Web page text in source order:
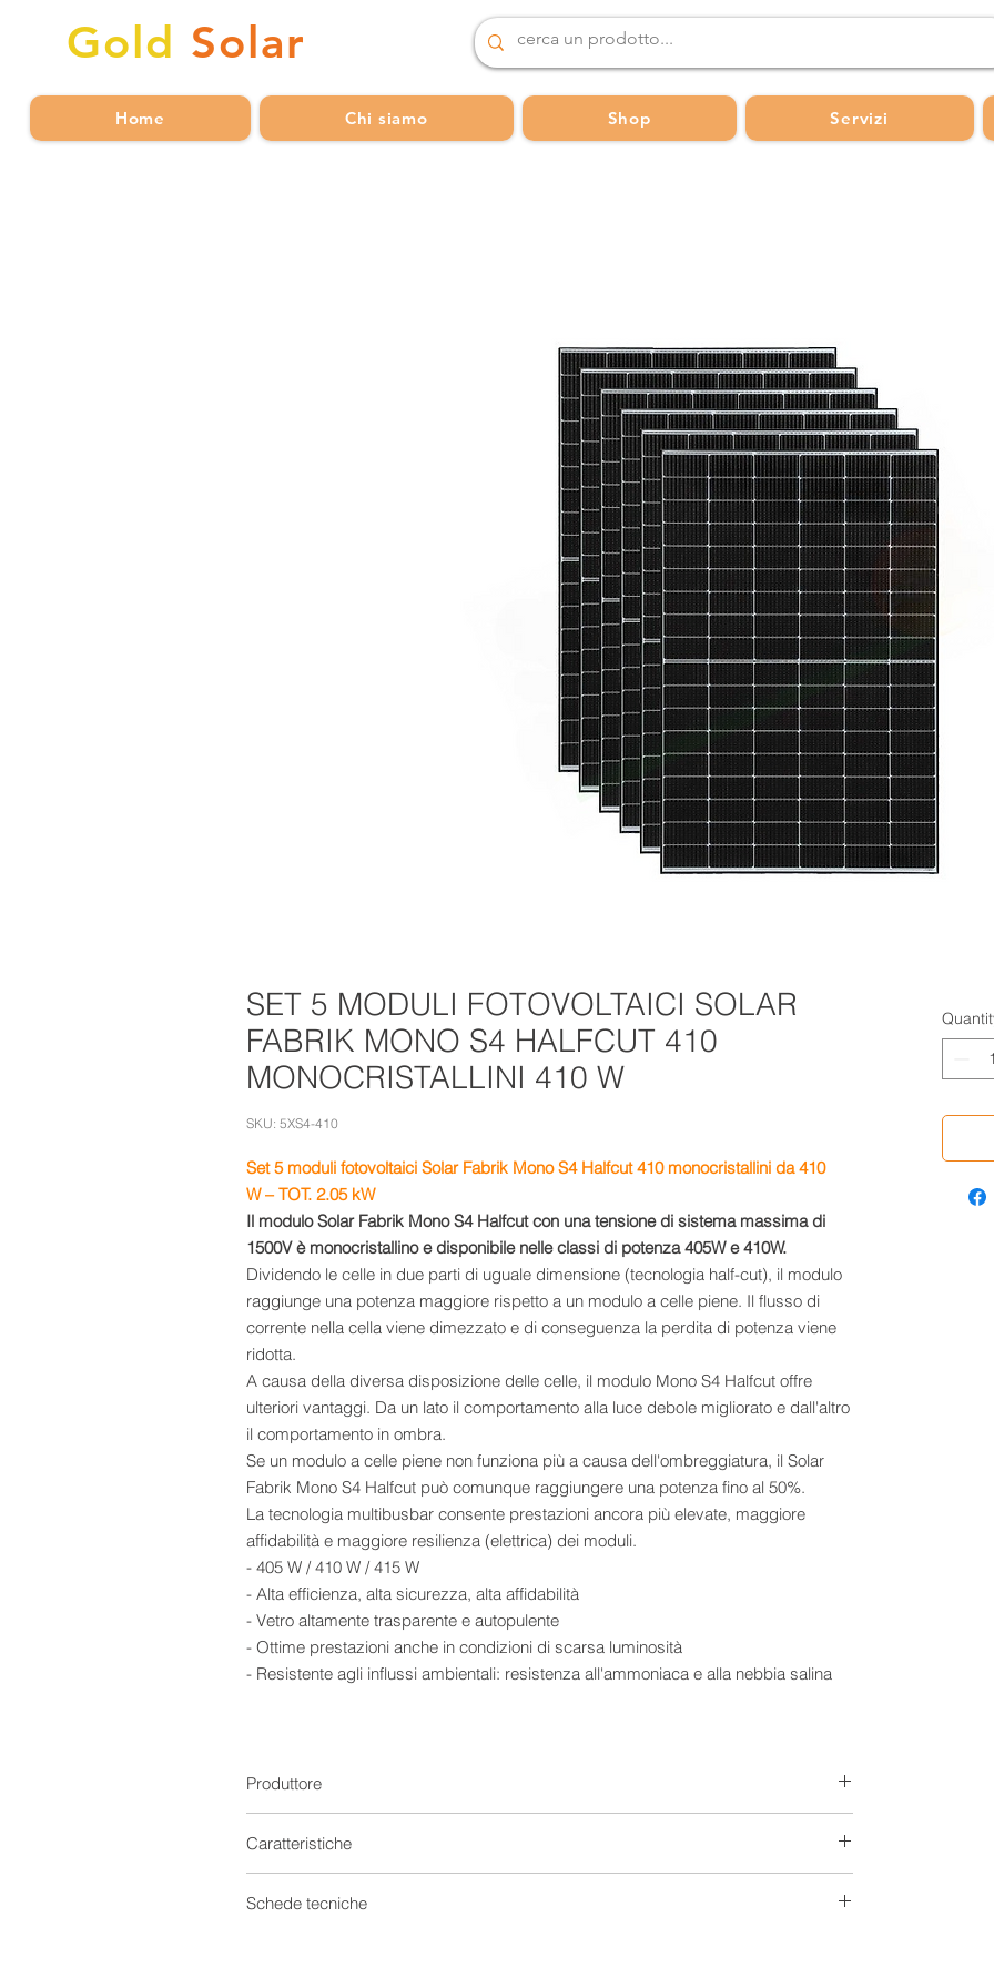
Gold Solar
Home Chi siamo Shop Servizi
SET 5 MODULI FOTOVOLTAICI SOLAR
FABRIK MONO S4 HALFCUT 410
MONOCRISTALLINI 410 W
SKU: 5XS4-410
Set 5 moduli fotovoltaici Solar Fabrik Mono S4 Halfcut 410 monocristallini da 410
W – TOT. 2.05 kW
Il modulo Solar Fabrik Mono S4 Halfcut con una tensione di sistema massima di
1500V è monocristallino e disponibile nelle classi di potenza 405W e 410W.
Dividendo le celle in due parti di uguale dimensione (tecnologia half-cut), il modulo
raggiunge una potenza maggiore rispetto a un modulo a celle piene. Il flusso di
corrente nella cella viene dimezzato e di conseguenza la perdita di potenza viene
ridotta.
A causa della diversa disposizione delle celle, il modulo Mono S4 Halfcut offre
ulteriori vantaggi. Da un lato il comportamento alla luce debole migliorato e dall'altro
il comportamento in ombra.
Se un modulo a celle piene non funziona più a causa dell'ombreggiatura, il Solar
Fabrik Mono S4 Halfcut può comunque raggiungere una potenza fino al 50%.
La tecnologia multibusbar consente prestazioni ancora più elevate, maggiore
affidabilità e maggiore resilienza (elettrica) dei moduli.
- 405 W / 410 W / 415 W
- Alta efficienza, alta sicurezza, alta affidabilità
- Vetro altamente trasparente e autopulente
- Ottime prestazioni anche in condizioni di scarsa luminosità
- Resistente agli influssi ambientali: resistenza all'ammoniaca e alla nebbia salina
Produttore
Caratteristiche
Moduli fotovoltaici Set
Schede tecniche